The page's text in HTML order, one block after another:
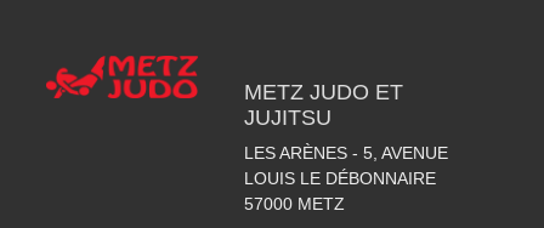
METZ JUDO ET
JUJITSU
LES ARÈNES - 5, AVENUE
LOUIS LE DÉBONNAIRE
57000 METZ